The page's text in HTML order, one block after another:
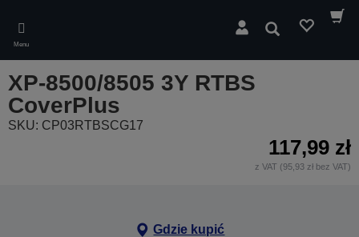
main
content
Menu
Wyszukaj
XP-8500/8505 3Y RTBS
CoverPlus
SKU: CP03RTBSCG17
117,99 zł
z VAT (95,93 zł bez VAT)
Gdzie kupić